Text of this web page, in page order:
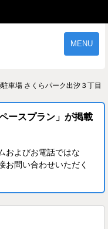
MENU
ご契約の流れ
駐車場オーナー様へ
駐車場 さくらパーク出汐３丁目
ースプラン」が掲載
およびお電話ではな
お問い合わせいただく